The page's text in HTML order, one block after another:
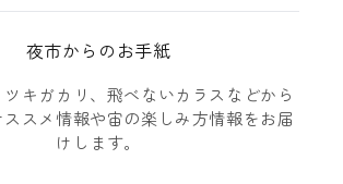
夜市からのお手紙
ツキガカリ、飛べないカラスなどから
ススメ情報や宙の楽しみ方情報をお届
けします。